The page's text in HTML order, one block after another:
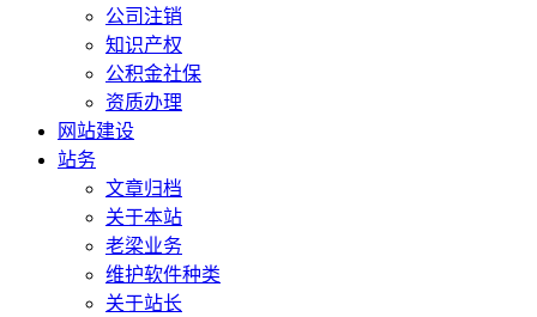
公司注销
知识产权
公积金社保
资质办理
网站建设
站务
文章归档
关于本站
老梁业务
维护软件种类
关于站长